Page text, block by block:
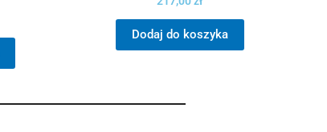
Dodaj do koszyka